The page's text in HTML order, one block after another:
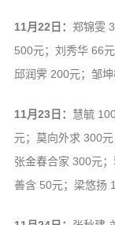
11月22日： 郑锦雯
500元；刘秀华 66
邱润霁 200元；邹
11月23日： 慧毓
元；莫向外求 300
张金春合家 300元
善含 50元；梁悠扬